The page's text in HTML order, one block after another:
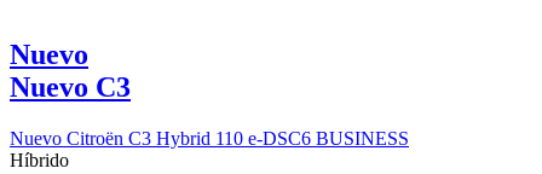
Nuevo
Nuevo C3
Nuevo Citroën C3 Hybrid 110 e-DSC6 BUSINESS
Híbrido